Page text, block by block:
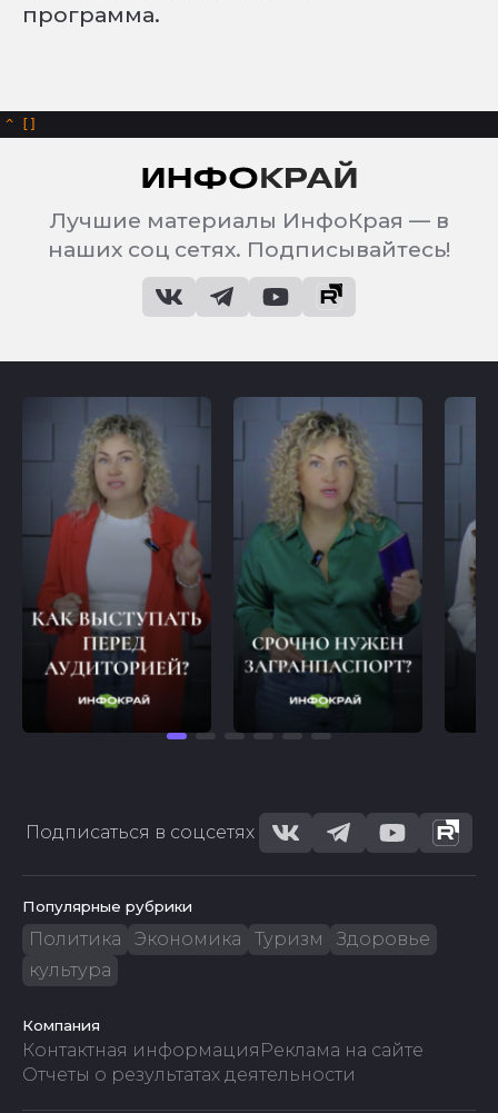
программа.
^
Лучшие материалы ИнфоКрая — в
наших соц сетях. Подписывайтесь!
Подписаться в соцсетях
Популярные рубрики
Политика Экономика Туризм
Здоровье
культура
Компания
Контактная информация Реклама на сайте
Отчеты о результатах деятельности